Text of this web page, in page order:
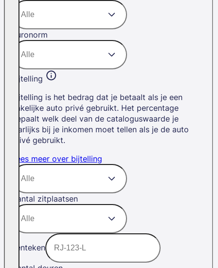
Euronorm
Bijtelling
Bijtelling is het bedrag dat je betaalt als je een
zakelijke auto privé gebruikt. Het percentage
bepaalt welk deel van de cataloguswaarde je
jaarlijks bij je inkomen moet tellen als je de auto
privé gebruikt.
Lees meer over bijtelling
Aantal zitplaatsen
Kenteken